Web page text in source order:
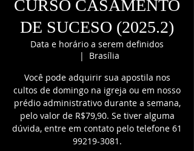
CURSO CASAMENTO
DE SUCESO (2025.2)
Data e horário a serem definidos
  |
Brasília
Você pode adquirir sua apostila nos
cultos de domingo na igreja ou em nosso
prédio administrativo durante a semana,
pelo valor de R$79,90. Se tiver alguma
dúvida, entre em contato pelo telefone 61
99219-3081.